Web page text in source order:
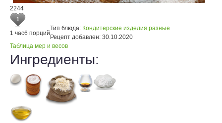
2244
1
1 час6 порций
Тип блюда: Кондитерские изделия разные
Рецепт добавлен: 30.10.2020
Таблица мер и весов
Ингредиенты: